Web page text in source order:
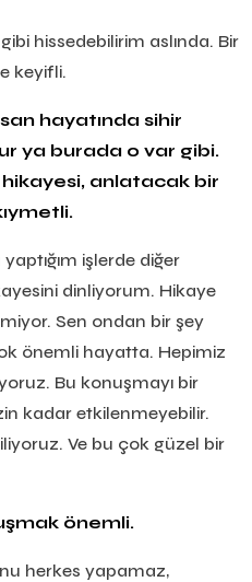
hissedebilirim aslında. Bir
keyifli.
hayatında sihir
ya burada o var gibi.
anlatacak bir
işlerde diğer
dinliyorum. Hikaye
Sen ondan bir şey
önemli hayatta. Hepimiz
Bu konuşmayı bir
kadar etkilenmeyebilir.
Ve bu çok güzel bir
önemli.
herkes yapamaz,